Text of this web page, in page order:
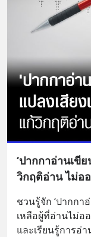
‘ปากกาอ่านเขี
วิกฤติอ่าน ไม่อ
ชวนรู้จัก ‘ปากกา
เหลือผู้ที่อ่านไม่อ
และเรียนรู้การอ่